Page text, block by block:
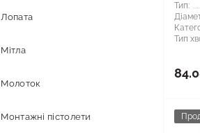
Лопата
Мітла
Молоток
Монтажні пістолети
Тип:
Тип